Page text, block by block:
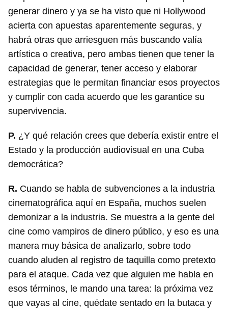
generar dinero y ya se ha visto que ni Hollywood
acierta con apuestas aparentemente seguras, y
habrá otras que arriesguen más buscando valía
artística o creativa, pero ambas tienen que tener la
capacidad de generar, tener acceso y elaborar
estrategias que le permitan financiar esos proyectos
y cumplir con cada acuerdo que les garantice su
supervivencia.
P. ¿Y qué relación crees que debería existir entre el
Estado y la producción audiovisual en una Cuba
democrática?
R. Cuando se habla de subvenciones a la industria
cinematográfica aquí en España, muchos suelen
demonizar a la industria. Se muestra a la gente del
cine como vampiros de dinero público, y eso es una
manera muy básica de analizarlo, sobre todo
cuando aluden al registro de taquilla como pretexto
para el ataque. Cada vez que alguien me habla en
esos términos, le mando una tarea: la próxima vez
que vayas al cine, quédate sentado en la butaca y